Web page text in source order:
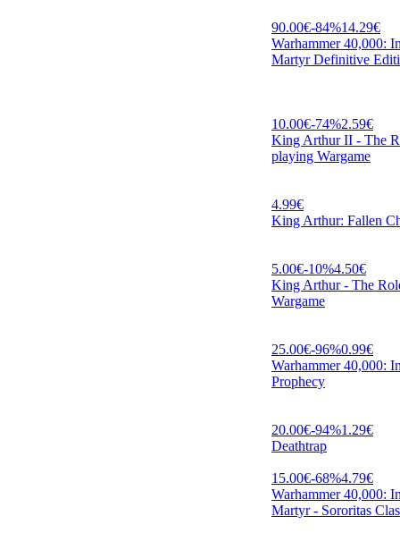
90.00€-84%14.29€
Warhammer 40,000:
Martyr Definitive
10.00€-74%2.59€
King Arthur II - The
playing Wargame
4.99€
King Arthur: Fallen
5.00€-10%4.50€
King Arthur - The
Wargame
25.00€-96%0.99€
Warhammer 40,000:
Prophecy
20.00€-94%1.29€
Deathtrap
15.00€-68%4.79€
Warhammer 40,000:
Martyr - Sororitas